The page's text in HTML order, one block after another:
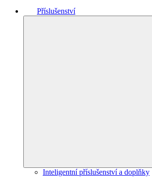
Příslušenství
Inteligentní příslušenství a doplňky